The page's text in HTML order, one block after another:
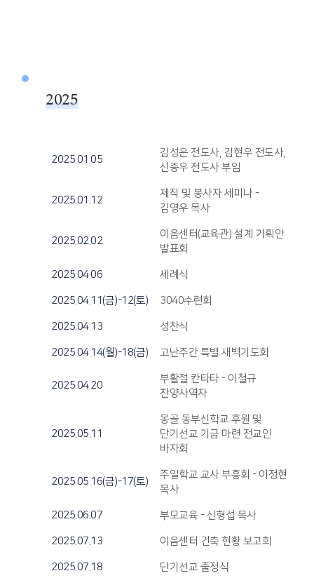
2025
2025.01.05
김성은 전도사, 김현우 전도사,
신중우 전도사 부임
2025.01.12
제직 및 봉사자 세미나 -
김영우 목사
2025.02.02
이음센터(교육관) 설계 기획안
발표회
2025.04.06 세례식
2025.04.11(금)-12(토) 3040수련회
2025.04.13 성찬식
2025.04.14(월)-18(금) 고난주간 특별 새벽기도회
2025.04.20
부활절 칸타타 - 이철규
찬양사역자
2025.05.11
몽골 동부신학교 후원 및
단기선교 기금 마련 전교인
바자회
2025.05.16(금)-17(토)
주일학교 교사 부흥회 - 이정현
목사
2025.06.07 부모교육 - 신형섭 목사
2025.07.13 이음센터 건축 현황 보고회
2025.07.18 단기선교 출정식